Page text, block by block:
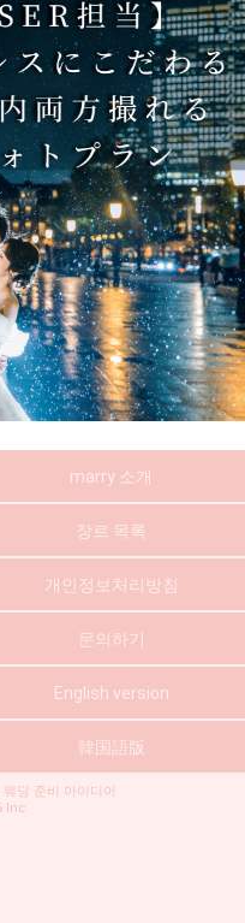
marry 소개
장르 목록
개인정보처리방침
문의하기
English version
韓国語版
딩 준비 아이디어
Inc